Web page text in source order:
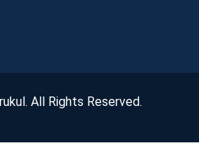
All Rights Reserved.